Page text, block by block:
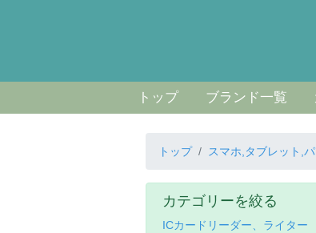
トップ ブランド一覧
トップ スマホ,タブレット,
カテゴリーを絞る
ICカードリーダー、ライター